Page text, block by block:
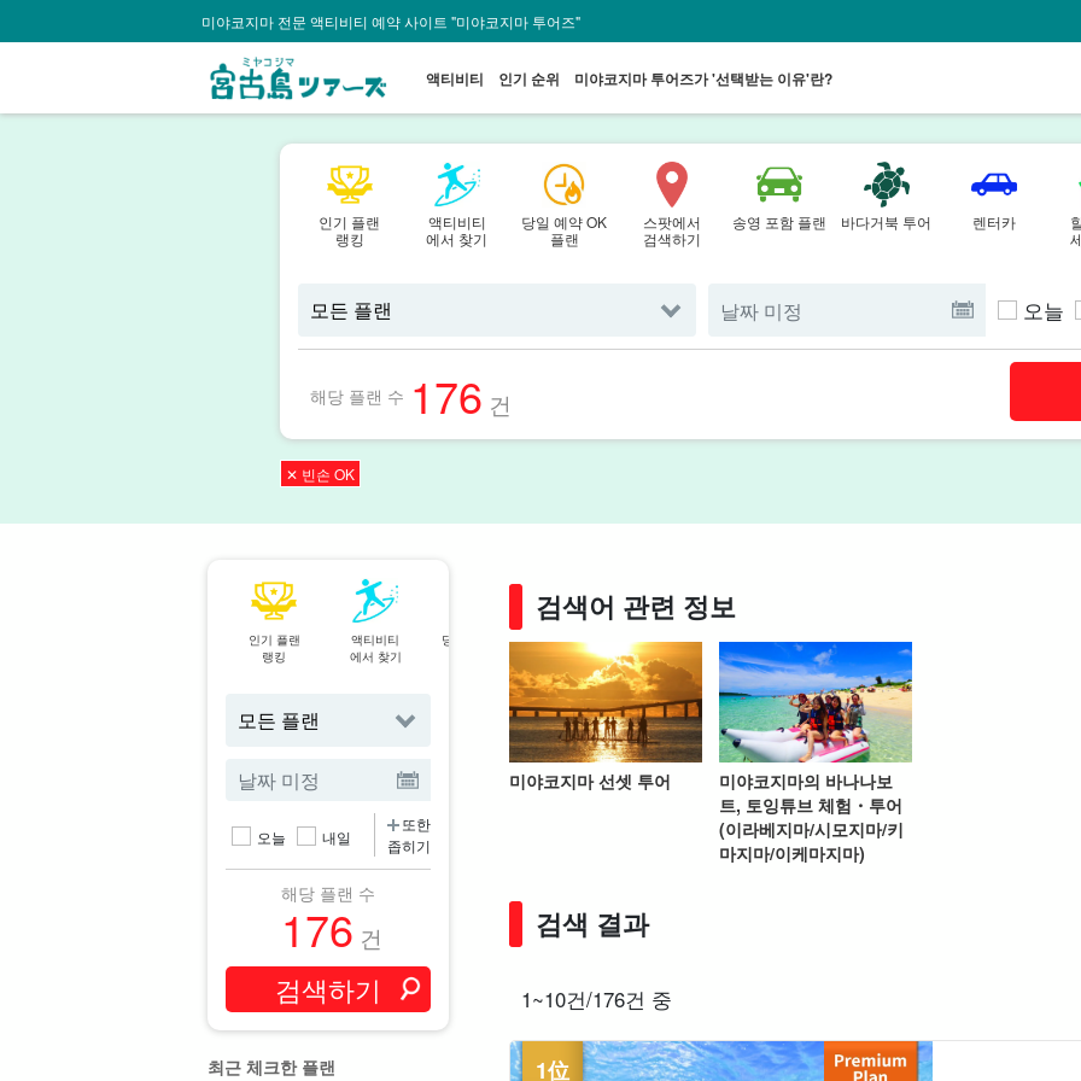
미야코지마 전문 액티비티 예약 사이트 "미야코지마 투어즈"
액티비티 인기 순위 미야코지마 투어즈가 '선택받는 이유'란?
인기 플랜
랭킹
액티비티
에서 찾기
당일 예약 OK
플랜
스팟에서
검색하기
송영 포함 플랜 바다거북 투어 렌터카
오늘
해당 플랜 수 176 건
✕ 빈손 OK
인기 플랜
랭킹
액티비티
에서 찾기
당일 예약 OK
스팟에서
검색하기
송영 포함 플랜 바다거북 투어 렌터카
오늘 내일
또한
좁히기
해당 플랜 수
176 건
최근 체크한 플랜
검색어 관련 정보
미야코지마 선셋 투어
미야코지마의 바나나보
트, 토잉튜브 체험・투어
(이라베지마/시모지마/키
마지마/이케마지마)
검색 결과
1~10건/176건 중